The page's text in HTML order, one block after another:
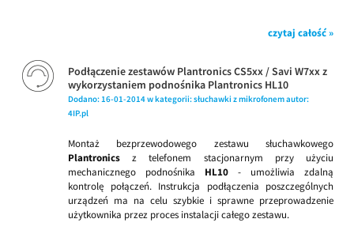
czytaj całość »
Podłączenie zestawów Plantronics CS5xx / Savi W7xx z
wykorzystaniem podnośnika Plantronics HL10
Dodano:16-01-2014w kategorii:słuchawki z mikrofonemautor:
4IP.pl
Montaż bezprzewodowego zestawu słuchawkowego
Plantronics z telefonem stacjonarnym przy użyciu
mechanicznego podnośnika HL10 - umożliwia zdalną
kontrolę połączeń. Instrukcja podłączenia poszczególnych
urządzeń ma na celu szybkie i sprawne przeprowadzenie
użytkownika przez proces instalacji całego zestawu.